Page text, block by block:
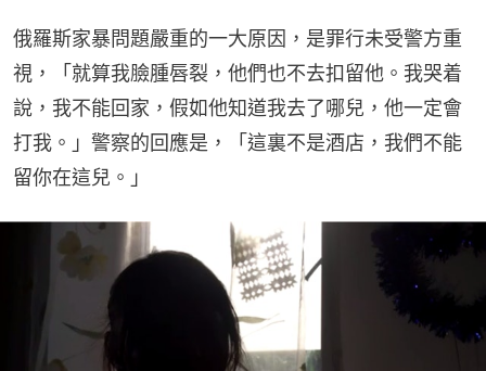
俄羅斯家暴問題嚴重的一大原因，是罪行未受警方重
視，「就算我臉腫唇裂，他們也不去扣留他。我哭着
說，我不能回家，假如他知道我去了哪兒，他一定會
打我。」警察的回應是，「這裏不是酒店，我們不能
留你在這兒。」